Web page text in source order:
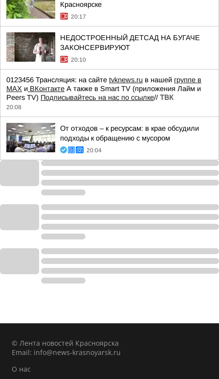
Красноярске
20:17
НЕДОСТРОЕННЫЙ ДЕТСАД НА БУГАЧЕ
ЗАКОНСЕРВИРУЮТ
20:10
0123456 Трансляция: на сайте tvknews.ru в нашей группе в
МАХ и ВКонтакте А также в Smart TV (приложения Лайм и
Peers TV) Подписывайтесь на нас по ссылке// ТВК
20:08
От отходов – к ресурсам: в крае обсудили
подходы к обращению с мусором
20:04
© Лента новостей Красноярска
Email: info@news-krasnoyarsk.ru
О нас